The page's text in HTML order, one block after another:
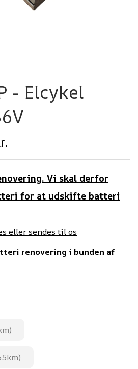
- Elcykel
Vi skal derfor
for at udskifte batteri
eller sendes til os
renovering i bunden af
batteri samt baglygte vil blive
på styrets display vil
korrekt.